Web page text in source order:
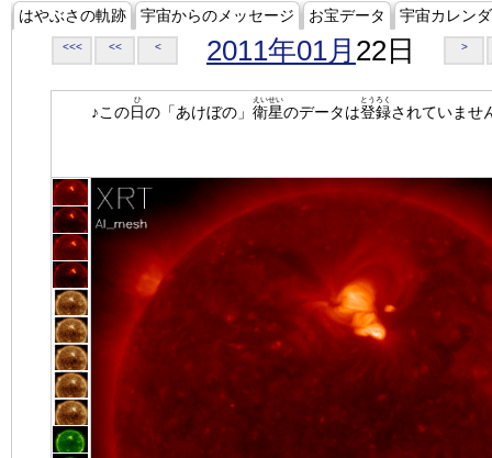
はやぶさの軌跡 宇宙からのメッセージ お宝データ 宇宙カレン
<<< << < 2011年01月 22日 >
♪この日
ひ
の「あけぼの」 衛星
えいせい
のデータは登録
とうろく
されていませ